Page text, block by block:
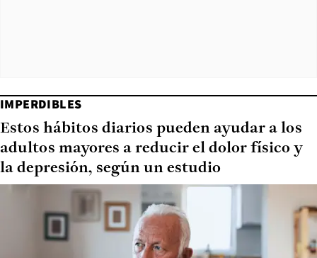
IMPERDIBLES
Estos hábitos diarios pueden ayudar a los
adultos mayores a reducir el dolor físico y
la depresión, según un estudio